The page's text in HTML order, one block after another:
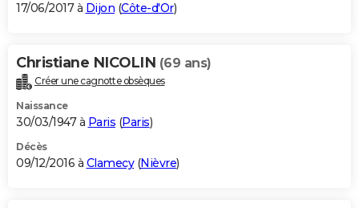
17/06/2017 à Dijon (Côte-d'Or)
Christiane NICOLIN (69 ans)
Créer une cagnotte obsèques
Naissance
30/03/1947 à Paris (Paris)
Décès
09/12/2016 à Clamecy(Nièvre)